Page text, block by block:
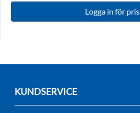
Logga in för pris
KUNDSERVICE